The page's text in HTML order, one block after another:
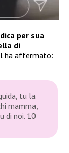
per sua
di
ha affermato:
tu la
mamma,
di noi. 10